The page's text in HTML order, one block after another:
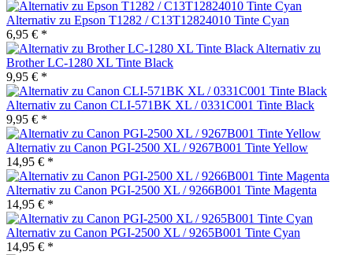
Alternativ zu Epson T1282 / C13T12824010 Tinte Cyan
6,95 € *
Alternativ zu
Brother LC-1280 XL Tinte Black
9,95 € *
Alternativ zu Canon CLI-571BK XL / 0331C001 Tinte Black
9,95 € *
Alternativ zu Canon PGI-2500 XL / 9267B001 Tinte Yellow
14,95 € *
Alternativ zu Canon PGI-2500 XL / 9266B001 Tinte Magenta
14,95 € *
Alternativ zu Canon PGI-2500 XL / 9265B001 Tinte Cyan
14,95 € *